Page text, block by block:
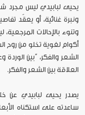
يحيى لبابيدي ليس مجرد
ونبرة غنائية، أو يعقّد
وتنوء بالإحالات
أكوام لغوية تخلو من روح
الشعر والفكر، “بين الوردة
العلاقة بين الشعر والفكر.
يصدر يحيى لبابيدي عن
ساعدته على استكناه